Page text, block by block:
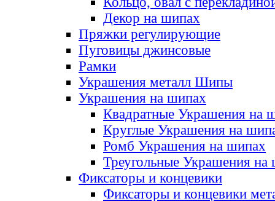
Декор на шипах
Пряжки регулирующие
Пуговицы джинсовые
Рамки
Украшения металл Шипы
Украшения на шипах
Квадратные Украшения на
Круглые Украшения на
Ромб Украшения на шипах
Треугольные Украшения на
Фиксаторы и концевики
Фиксаторы и концевики